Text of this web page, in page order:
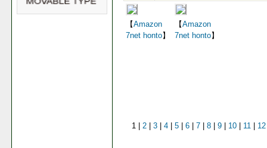
【Amazon
7net honto】
【Amazon
7net honto】
1 | 2| 3| 4| 5| 6| 7| 8| 9| 10| 11 | 12